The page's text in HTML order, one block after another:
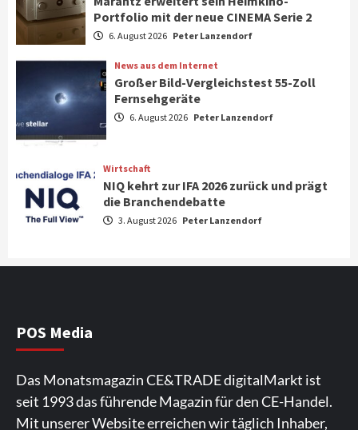
2
Phone/Pad Top Story
IFA 2026 Show Area Communication &
Aktuell Audio
Marantz erweitert sein Heimkino-
Portfolio mit der neue CINEMA Serie 2
News aus dem Internet
Großer Bild-Vergleichstest 55-Zoll
Fernsehgeräte
5
6
CHERRY baut Vertriebsteam in
strategisch wichtigen Märkten aus
Portfolio mit der neue CINEMA Serie 2
6. August 2026 Peter Lanzendorf
News aus dem Internet
Großer Bild-Vergleichstest 55-Zoll
Fernsehgeräte
6. August 2026 Peter Lanzendorf
Wirtschaft
NIQ kehrt zur IFA 2026 zurück und prägt
die Branchendebatte
3. August 2026 Peter Lanzendorf
POS Media
Das Monatsmagazin CE&TRADE digitalMarkt ist
seit 1993 das führende Magazin für den CE-Handel.
Mit unserer Website erreichen wir täglich Inhaber,